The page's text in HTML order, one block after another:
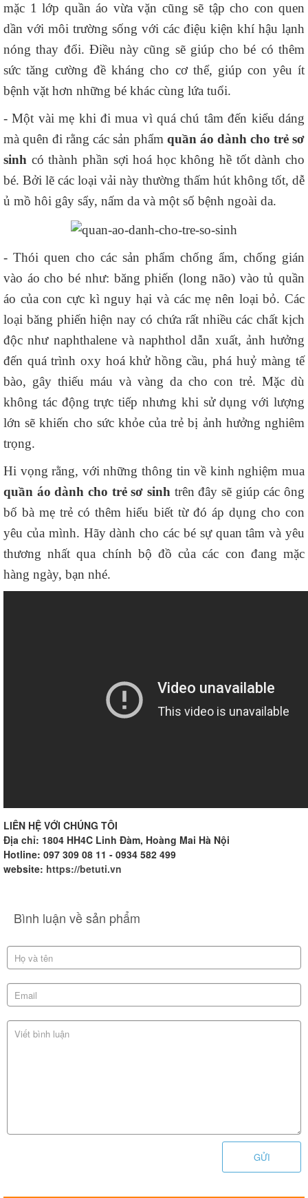
mặc 1 lớp quần áo vừa vặn cũng sẽ tập cho con quen
dần với môi trường sống với các điệu kiện khí hậu lạnh
nóng thay đổi. Điều này cũng sẽ giúp cho bé có thêm
sức tăng cường đề kháng cho cơ thể, giúp con yêu ít
bệnh vặt hơn những bé khác cùng lứa tuổi.
- Một vài mẹ khi đi mua vì quá chú tâm đến kiểu dáng
mà quên đi rằng các sản phẩm quần áo dành cho trẻ sơ
sinh có thành phần sợi hoá học không hề tốt dành cho
bé. Bởi lẽ các loại vải này thường thấm hút không tốt, dễ
ủ mồ hôi gây sẩy, nấm da và một số bệnh ngoài da.
- Thói quen cho các sản phẩm chống ẩm, chống gián
vào áo cho bé như: băng phiến (long não) vào tủ quần
áo của con cực kì nguy hại và các mẹ nên loại bỏ. Các
loại băng phiến hiện nay có chứa rất nhiều các chất kịch
độc như naphthalene và naphthol dẫn xuất, ảnh hưởng
đến quá trình oxy hoá khử hồng cầu, phá huỷ màng tế
bào, gây thiếu máu và vàng da cho con trẻ. Mặc dù
không tác động trực tiếp nhưng khi sử dụng với lượng
lớn sẽ khiến cho sức khỏe của trẻ bị ảnh hưởng nghiêm
trọng.
Hi vọng rằng, với những thông tin về kinh nghiệm mua
quần áo dành cho trẻ sơ sinh trên đây sẽ giúp các ông
bố bà mẹ trẻ có thêm hiểu biết từ đó áp dụng cho con
yêu của mình. Hãy dành cho các bé sự quan tâm và yêu
thương nhất qua chính bộ đồ của các con đang mặc
hàng ngày, bạn nhé.
LIÊN HỆ VỚI CHÚNG TÔI
Địa chỉ: 1804 HH4C Linh Đàm, Hoàng Mai Hà Nội
Hotline: 097 309 08 11 - 0934 582 499
website: https://betuti.vn
Bình luận về sản phẩm
GỬI